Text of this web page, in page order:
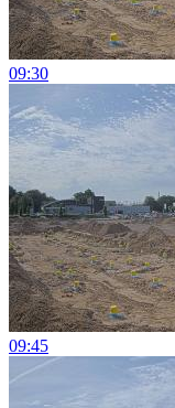
09:30
09:45